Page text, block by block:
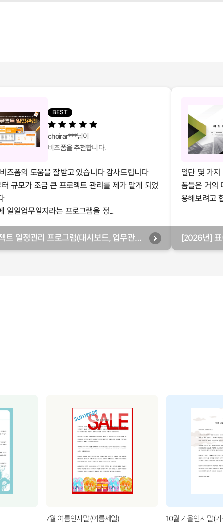
BEST
choirar***님이
비즈폼을 추천합니다.
즈폼의 도움을 잘받고 있습니다 감사드립니다
규모가 조금 큰 프로젝트 관리를 제가 맡게 되었
일일업무일지라는 프로그램을 정...
트 일정관리 프로그램(대시보드, 업무관리,
일단 몇 가
폼들은 거의
용해보려고
[2026년]
7월 여름인사말(여름세일) 10월 가을인사말(